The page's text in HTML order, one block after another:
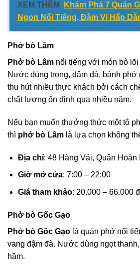
XEM THÊM
Khám Phá 7 Quán
Ngon Nổi Tiếng, Đậm Vị Hấp
Phở bò Lâm
Phở bò Lâm nổi tiếng với món bò
Nước dùng trong, đậm đà, bánh phở
thu hút nhiều thực khách bởi cách
chất lượng ổn định qua nhiều năm.
Nếu bạn muốn thưởng thức một tô
thì phở bò Lâm là lựa chọn không
Địa chỉ: 48 Hàng Vải, Quận Hoàn
Giờ mở cửa: 7:00 – 22:00
Giá tham khảo: 20.000 – 66.000
Phở bò Gốc Gạo
Phở bò Gốc Gạo là quán phở nổi
vang đậm đà. Nước dùng ngọt
hầm.